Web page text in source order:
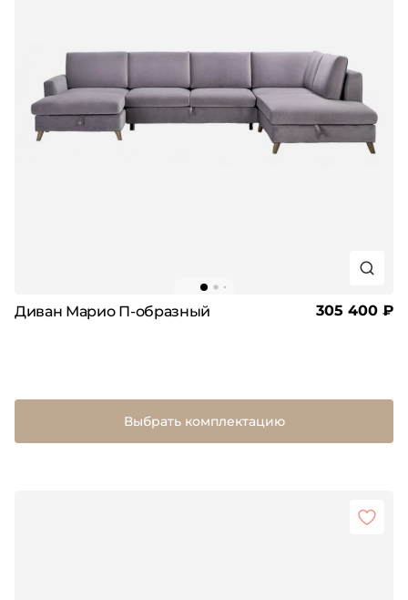
Диван Марио П-образный 305 400 ₽
Выбрать комплектацию